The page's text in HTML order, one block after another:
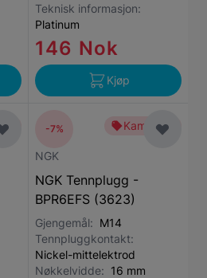
Teknisk informasjon:
Platinum
146 Nok
Kjøp
Kampanje
NGK
NGK Tennplugg -
BPR6EFS (3623)
Gjengemål: M14
Tennpluggkontakt:
Nickel-mittelektrod
Nøkkelvidde: 16 mm
-7%